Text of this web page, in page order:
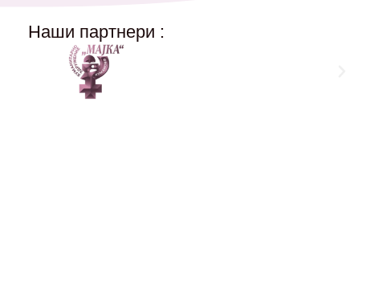
Наши партнери :